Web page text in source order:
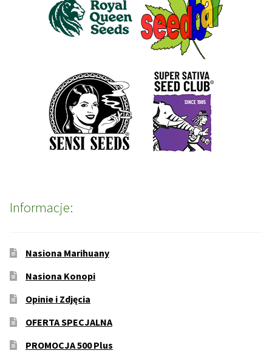
Informacje:
Nasiona Marihuany
Nasiona Konopi
Opinie i Zdjęcia
OFERTA SPECJALNA
PROMOCJA 500 Plus